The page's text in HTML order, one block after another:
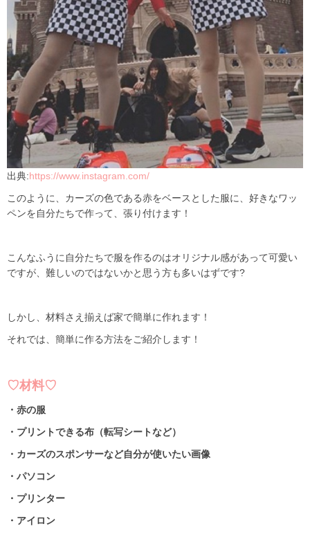
出典:https://www.instagram.com/
このように、カーズの色である赤をベースとした服に、好きなワッ
ペンを自分たちで作って、張り付けます！
こんなふうに自分たちで服を作るのはオリジナル感があって可愛い
ですが、難しいのではないかと思う方も多いはずです?
しかし、材料さえ揃えば家で簡単に作れます！
それでは、簡単に作る方法をご紹介します！
♡材料♡
・赤の服
・プリントできる布（転写シートなど）
・カーズのスポンサーなど自分が使いたい画像
・パソコン
・プリンター
・アイロン